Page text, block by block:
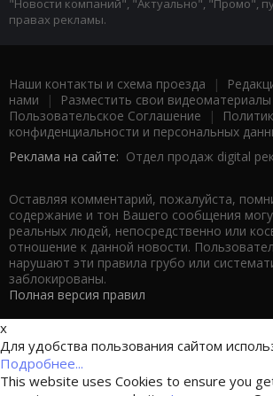
"Новости компаний", "Актуально", "Промо",
правах рекламы.
Наши контакты и схема проезда |
нами | Разместить свои видеоматериалы
Пользовательское Соглашение |
конфиденциальности и персональных
Реклама на сайте: Отдел продаж digital
Оставляя комментарий, пожалуйста,
содержание и тон Вашего сообщения
реальных людей, непосредственно или
отношение к данной новости.
нарушают эти правила грубо или
заблокированы.
Полная версия правил
x
Для удобства пользования сайтом
Подробнее...
This website uses Cookies to ensure you